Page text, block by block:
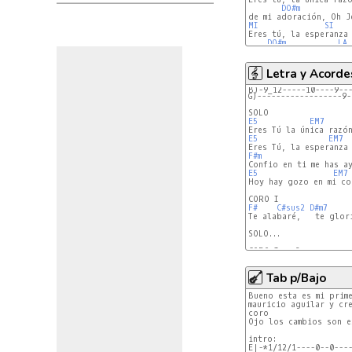
DO#m
MI
SI
Eres tú, la esperanza
DO#m
LA
Letra y
B)-9_12-----10----
G)------------------
E5
EM7
E5
EM7
F#m
E5
EM7
Hoy hay gozo en mi
F#
C#sus2 D#m7
Te alabaré,   te
SOLO...
Tab p/Bajo
Bueno esta es mi
mauricio aguilar y
coro
Ojo los cambios son
intro:
E|-*1/12/1----0--